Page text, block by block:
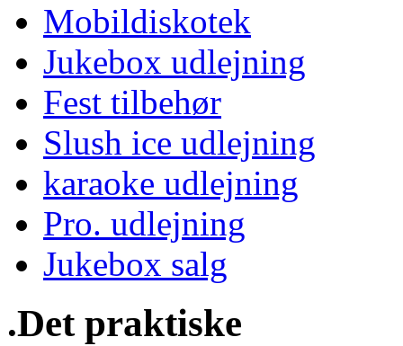
Mobildiskotek
Jukebox udlejning
Fest tilbehør
Slush ice udlejning
karaoke udlejning
Pro. udlejning
Jukebox salg
.Det praktiske